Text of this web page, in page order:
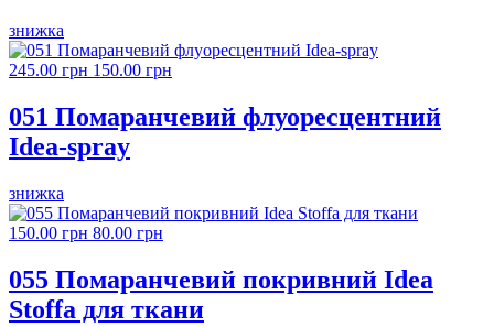
знижка
245.00 грн 150.00 грн
051 Помаранчевий флуоресцентний
Idea-spray
знижка
150.00 грн 80.00 грн
055 Помаранчевий покривний Idea
Stoffa для ткани